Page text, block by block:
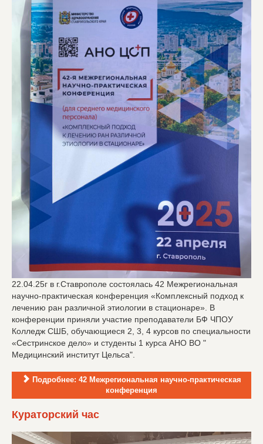
22.04.25г в г.Ставрополе состоялась 42 Межрегиональная
научно-практическая конференция «Комплексный подход к
лечению ран различной этиологии в стационаре». В
конференции приняли участие преподаватели БФ ЧПОУ
Колледж СШБ, обучающиеся 2, 3, 4 курсов по специальности
«Сестринское дело» и студенты 1 курса АНО ВО "
Медицинский институт Цельса".
Подробнее: 42 Межрегиональная научно-практическая
конференция
Кураторский час